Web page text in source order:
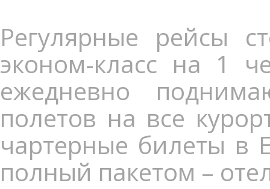
Регулярные рейсы
эконом-класс на 1
ежедневно
полетов на все
чартерные билеты в
полный пакетом –